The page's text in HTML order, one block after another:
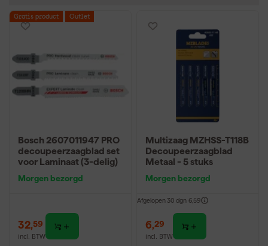
Gratis product Outlet
Bosch 2607011947 PRO
decoupeerzaagblad set
voor Laminaat (3-delig)
Morgen bezorgd
32,59
incl. BTW
Multizaag MZHSS-T118B
Decoupeerzaagblad
Metaal - 5 stuks
Morgen bezorgd
Afgelopen 30 dgn 6,59
6,29
incl. BTW